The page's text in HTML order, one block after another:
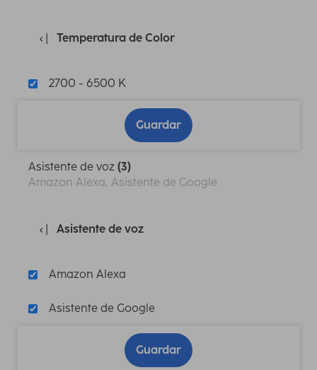
Temperatura de Color
2700 - 6500 K
Guardar
Asistente de voz (3)
Amazon Alexa, Asistente de Google
Asistente de voz
Amazon Alexa
Asistente de Google
Guardar